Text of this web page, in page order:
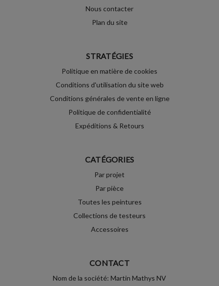
Nous contacter
Plan du site
STRATÉGIES
Politique en matière de cookies
Conditions d'utilisation du site web
Conditions générales de vente en ligne
Politique de confidentialité
Expéditions & Retours
CATÉGORIES
Par projet
Par pièce
Toutes les peintures
Collections de testeurs
Accessoires
CONTACT
Nom de la société: Martin Mathys NV